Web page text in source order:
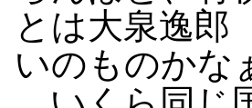
とは大泉逸郎
いのものかな